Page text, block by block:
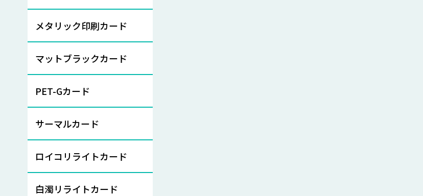
メタリック印刷カード
マットブラックカード
PET-Gカード
サーマルカード
ロイコリライトカード
白濁リライトカード